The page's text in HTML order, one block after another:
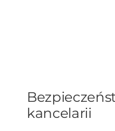
kancelarii